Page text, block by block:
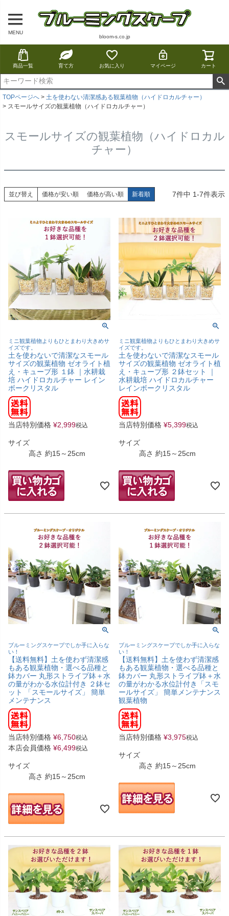
MENU
bloom-s.co.jp
商品一覧 育て方 お気に入り マイページ カート
TOPページへ
土を使わない清潔感ある観葉植物（ハイドロカルチャー）
スモールサイズの観葉植物（ハイドロカルチャー）
スモールサイズの観葉植物（ハイドロカル
チャー）
並び替え 価格が安い順 価格が高い順 新着順 7件中 1-7件表示
ミニ観葉植物よりもひとまわり大きめサ
イズです。
土を使わないで清潔なスモール
サイズの観葉植物 ゼオライト植
え・キューブ形 １鉢 ｜水耕栽
培 ハイドロカルチャー レイン
ボークリスタル
当店特別価格 ¥2,999税込
サイズ
高さ 約15～25cm
ミニ観葉植物よりもひとまわり大きめサ
イズです。
土を使わないで清潔なスモール
サイズの観葉植物 ゼオライト植
え・キューブ形 ２鉢セット ｜
水耕栽培 ハイドロカルチャー
レインボークリスタル
当店特別価格 ¥5,399税込
サイズ
高さ 約15～25cm
ブルーミングスケープでしか手に入らな
い！
【送料無料】土を使わず清潔感
もある観葉植物・選べる品種と
鉢カバー 丸形ストライプ鉢＋水
の量がわかる水位計付き ２鉢セ
ット 「スモールサイズ」 簡単
メンテナンス
当店特別価格 ¥6,750税込
本店会員価格 ¥6,499税込
サイズ
高さ 約15～25cm
ブルーミングスケープでしか手に入らな
い！
【送料無料】土を使わず清潔感
もある観葉植物・選べる品種と
鉢カバー 丸形ストライプ鉢＋水
の量がわかる水位計付き「スモ
ールサイズ」 簡単メンテナンス
観葉植物
当店特別価格 ¥3,975税込
サイズ
高さ 約15～25cm